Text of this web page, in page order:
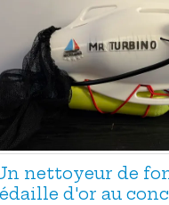
nettoyeur de
d'or au